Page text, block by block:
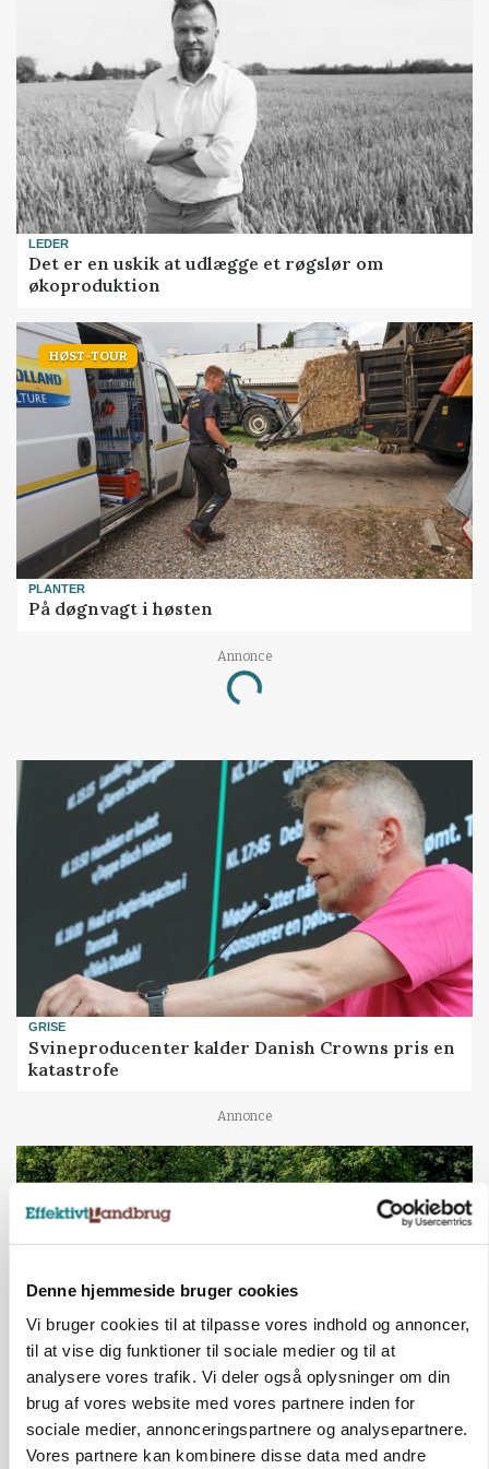
Denne hjemmeside bruger cookies
Vi bruger cookies til at tilpasse vores indhold og annoncer,
til at vise dig funktioner til sociale medier og til at
analysere vores trafik. Vi deler også oplysninger om din
brug af vores website med vores partnere inden for
sociale medier, annonceringspartnere og analysepartnere.
Vores partnere kan kombinere disse data med andre
LEDER
Det er en uskik at udlægge et røgslør om
økoproduktion
HØST-TOUR
PLANTER
På døgnvagt i høsten
Annonce
Loading...
GRISE
Svineproducenter kalder Danish Crowns pris en
katastrofe
Annonce
MASKINER
Forserie til selvkørende skårlægger afprøves i år